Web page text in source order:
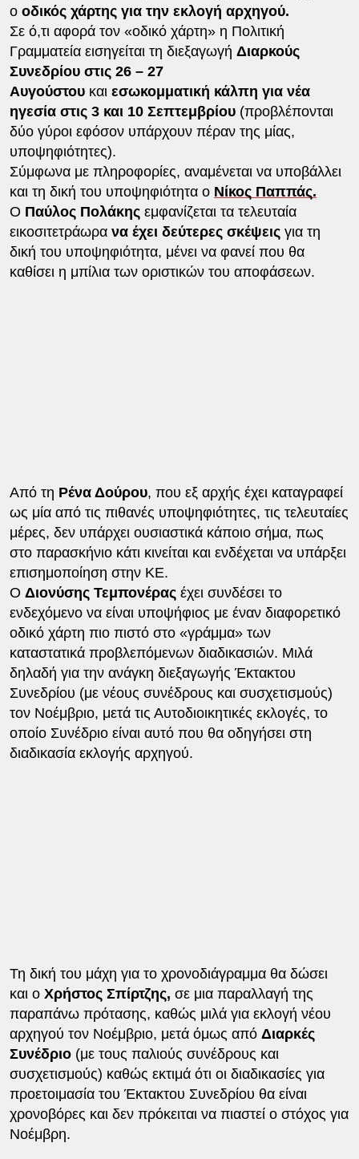
ο οδικός χάρτης για την εκλογή αρχηγού.
Σε ό,τι αφορά τον «οδικό χάρτη» η Πολιτική
Γραμματεία εισηγείται τη διεξαγωγή Διαρκούς
Συνεδρίου στις 26 – 27
Αυγούστουκαι εσωκομματική κάλπη για νέα
ηγεσία στις 3 και 10 Σεπτεμβρίου(προβλέπονται
δύο γύροι εφόσον υπάρχουν πέραν της μίας,
υποψηφιότητες).
Σύμφωνα με πληροφορίες, αναμένεται να υποβάλλει
και τη δική του υποψηφιότητα ο Νίκος Παππάς.
Ο Παύλος Πολάκηςεμφανίζεται τα τελευταία
εικοσιτετράωρα να έχει δεύτερες σκέψεις για τη
δική του υποψηφιότητα, μένει να φανεί που θα
καθίσει η μπίλια των οριστικών του αποφάσεων.
Από τη Ρένα Δούρου, που εξ αρχής έχει καταγραφεί
ως μία από τις πιθανές υποψηφιότητες, τις τελευταίες
μέρες, δεν υπάρχει ουσιαστικά κάποιο σήμα, πως
στο παρασκήνιο κάτι κινείται και ενδέχεται να υπάρξει
επισημοποίηση στην ΚΕ.
Ο Διονύσης Τεμπονέραςέχει συνδέσει το
ενδεχόμενο να είναι υποψήφιος με έναν διαφορετικό
οδικό χάρτη πιο πιστό στο «γράμμα» των
καταστατικά προβλεπόμενων διαδικασιών. Μιλά
δηλαδή για την ανάγκη διεξαγωγής Έκτακτου
Συνεδρίου (με νέους συνέδρους και συσχετισμούς)
τον Νοέμβριο, μετά τις Αυτοδιοικητικές εκλογές, το
οποίο Συνέδριο είναι αυτό που θα οδηγήσει στη
διαδικασία εκλογής αρχηγού.
Τη δική του μάχη για το χρονοδιάγραμμα θα δώσει
και ο Χρήστος Σπίρτζης, σε μια παραλλαγή της
παραπάνω πρότασης, καθώς μιλά για εκλογή νέου
αρχηγού τον Νοέμβριο, μετά όμως από Διαρκές
Συνέδριο(με τους παλιούς συνέδρους και
συσχετισμούς) καθώς εκτιμά ότι οι διαδικασίες για
προετοιμασία του Έκτακτου Συνεδρίου θα είναι
χρονοβόρες και δεν πρόκειται να πιαστεί ο στόχος για
Νοέμβρη.